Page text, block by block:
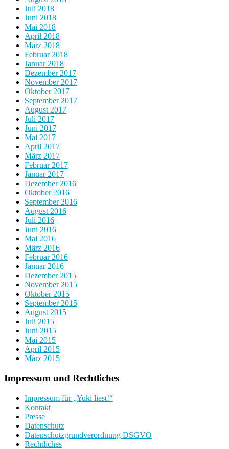
Juli 2018
Juni 2018
Mai 2018
April 2018
März 2018
Februar 2018
Januar 2018
Dezember 2017
November 2017
Oktober 2017
September 2017
August 2017
Juli 2017
Juni 2017
Mai 2017
April 2017
März 2017
Februar 2017
Januar 2017
Dezember 2016
Oktober 2016
September 2016
August 2016
Juli 2016
Juni 2016
Mai 2016
März 2016
Februar 2016
Januar 2016
Dezember 2015
November 2015
Oktober 2015
September 2015
August 2015
Juli 2015
Juni 2015
Mai 2015
April 2015
März 2015
Impressum und Rechtliches
Impressum für „Yuki liest!“
Kontakt
Presse
Datenschutz
Datenschutzgrundverordnung DSGVO
Rechtliches